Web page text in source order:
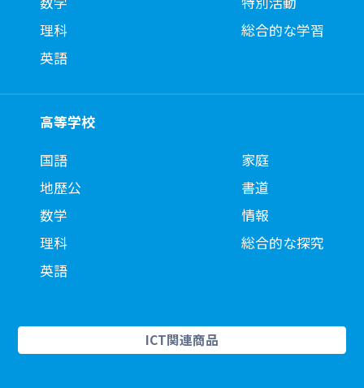
理科
英語
総合的な学習
高等学校
国語
地歴公
数学
理科
英語
家庭
書道
情報
総合的な探究
ICT関連商品